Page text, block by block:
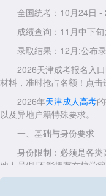
全国统考：10月24日 -
成绩查询：11月中下旬;
录取结果：12月;公布录
2026天津成考报名入口
材料，准时抢占名额！点击
2026年天津成人高考
以及异地户籍特殊要求。
一、基础与身份要求
身份限制：必须是各类
他人员(即不能拥有在校学籍)